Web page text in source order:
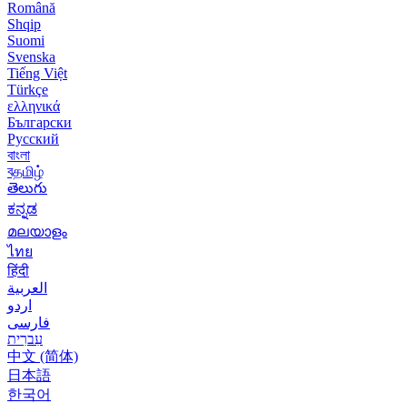
Română
Shqip
Suomi
Svenska
Tiếng Việt
Türkçe
ελληνικά
Български
Русский
বাংলা
বதமிழ்
తెలుగు
ಕನ್ನಡ
മലയാളം
ไทย
हिंदी
العربية
اردو
فارسی
עִברִית
中文 (简体)
日本語
한국어